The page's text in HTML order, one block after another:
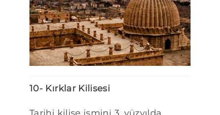
10- Kırklar Kilisesi
Tarihi kilise ismini 3. yüzyılda